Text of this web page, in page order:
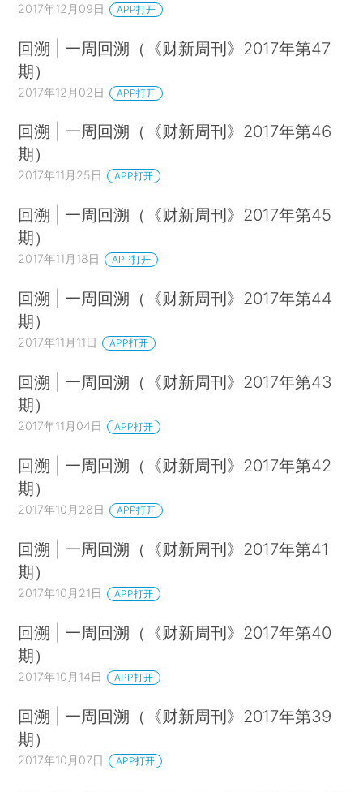
2017年12月09日 APP打开
回溯 | 一周回溯（《财新周刊》2017年第47
期）
2017年12月02日 APP打开
回溯 | 一周回溯（《财新周刊》2017年第46
期）
2017年11月25日 APP打开
回溯 | 一周回溯（《财新周刊》2017年第45
期）
2017年11月18日 APP打开
回溯 | 一周回溯（《财新周刊》2017年第44
期）
2017年11月11日 APP打开
回溯 | 一周回溯（《财新周刊》2017年第43
期）
2017年11月04日 APP打开
回溯 | 一周回溯（《财新周刊》2017年第42
期）
2017年10月28日 APP打开
回溯 | 一周回溯（《财新周刊》2017年第41
期）
2017年10月21日 APP打开
回溯 | 一周回溯（《财新周刊》2017年第40
期）
2017年10月14日 APP打开
回溯 | 一周回溯（《财新周刊》2017年第39
期）
2017年10月07日 APP打开